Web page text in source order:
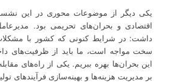
یکی دیگر از موضوعات محوری در این
اقتصادی و بحران‌های تحریمی بود.
داشت: در شرایط کنونی که کشور با
سخت مواجه است، ما باید از ظرفیت‌های
این بحران‌ها بهره ببریم. یکی از راه‌های
بر مدیریت هزینه‌ها و بهینه‌سازی فرآیندهای